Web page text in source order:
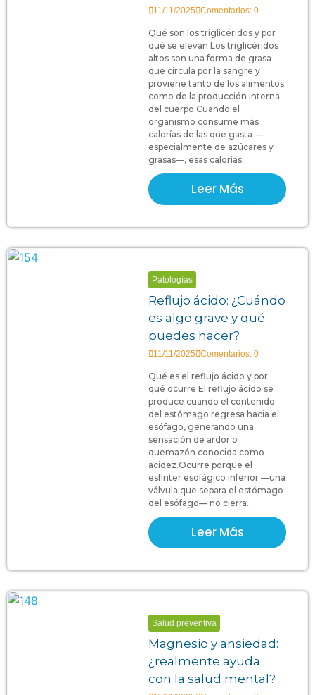
11/11/2025 Comentarios: 0
Qué son los triglicéridos y por
qué se elevan Los triglicéridos
altos son una forma de grasa
que circula por la sangre y
proviene tanto de los alimentos
como de la producción interna
del cuerpo.Cuando el
organismo consume más
calorías de las que gasta —
especialmente de azúcares y
grasas—, esas calorías...
Leer Más
Patologías
Reflujo ácido: ¿Cuándo
es algo grave y qué
puedes hacer?
11/11/2025 Comentarios: 0
Qué es el reflujo ácido y por
qué ocurre El reflujo ácido se
produce cuando el contenido
del estómago regresa hacia el
esófago, generando una
sensación de ardor o
quemazón conocida como
acidez.Ocurre porque el
esfínter esofágico inferior —una
válvula que separa el estómago
del esófago— no cierra...
Leer Más
Salud preventiva
Magnesio y ansiedad:
¿realmente ayuda
con la salud mental?